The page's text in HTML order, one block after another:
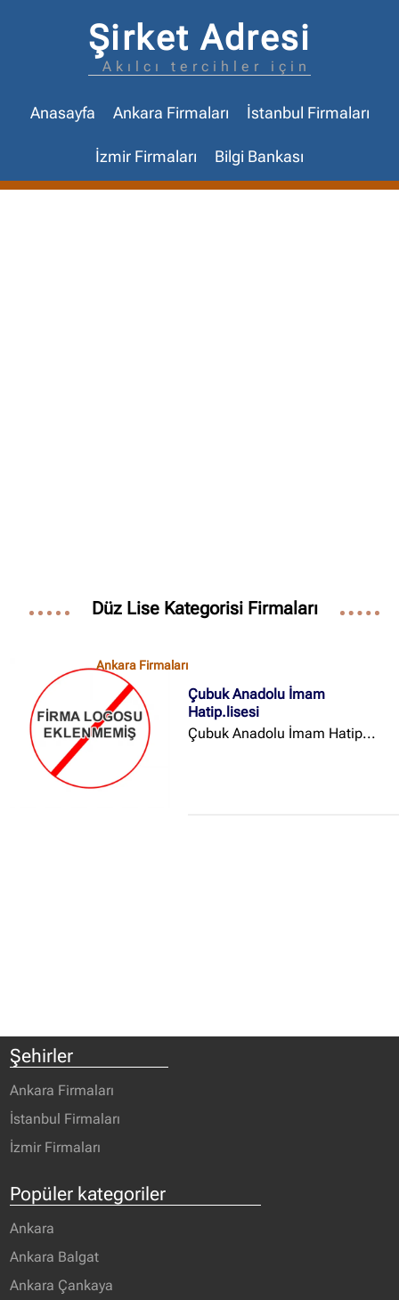
Şirket Adresi
Akılcı tercihler için
Anasayfa Ankara Firmaları İstanbul Firmaları
İzmir Firmaları Bilgi Bankası
Düz Lise Kategorisi Firmaları
Ankara Firmaları
Çubuk Anadolu İmam
Hatip.lisesi
Çubuk Anadolu İmam Hatip...
Şehirler
Ankara Firmaları
İstanbul Firmaları
İzmir Firmaları
Popüler kategoriler
Ankara
Ankara Balgat
Ankara Çankaya
İstanbul Firmaları(388)